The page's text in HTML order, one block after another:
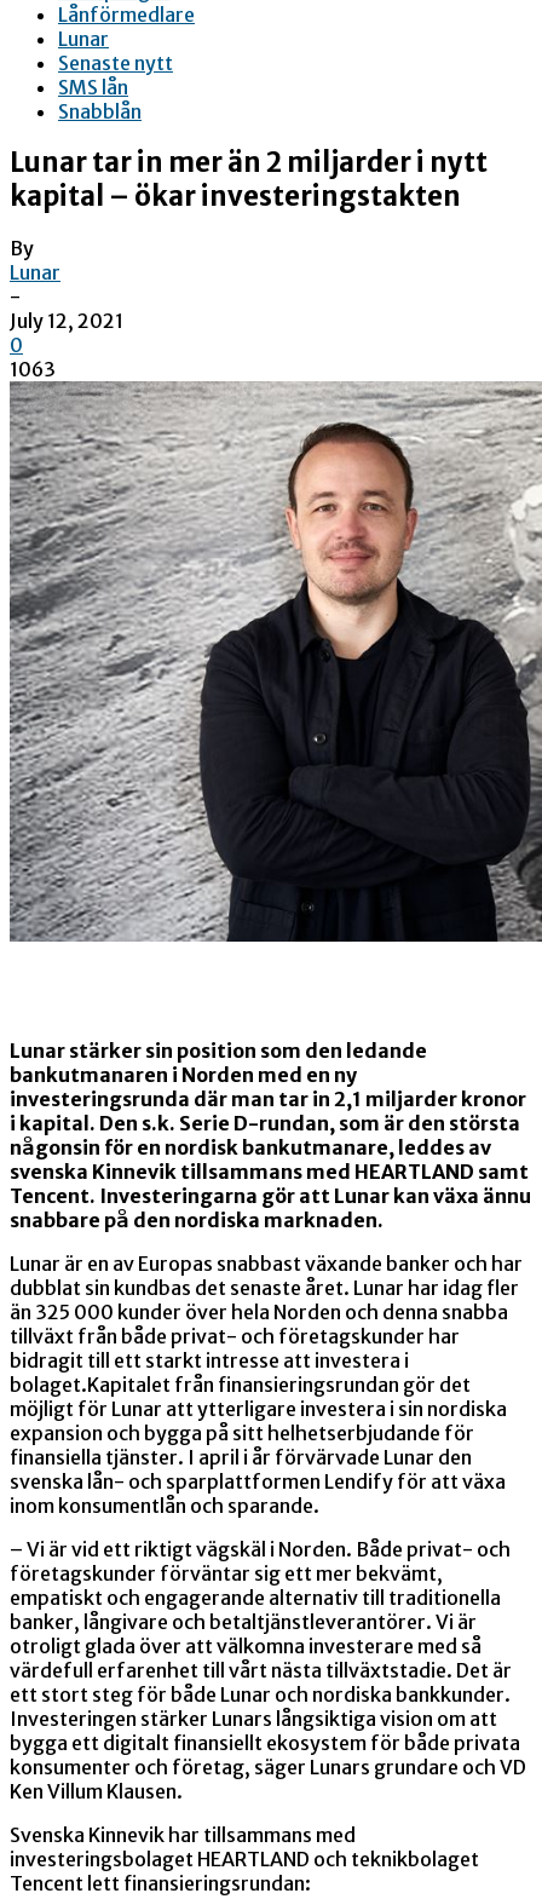
Lånförmedlare
Lunar
Senaste nytt
SMS lån
Snabblån
Lunar tar in mer än 2 miljarder i nytt
kapital – ökar investeringstakten
By
Lunar
-
July 12, 2021
0
1063
Lunar stärker sin position som den ledande
bankutmanaren i Norden med en ny
investeringsrunda där man tar in 2,1 miljarder kronor
i kapital. Den s.k. Serie D-rundan, som är den största
någonsin för en nordisk bankutmanare, leddes av
svenska Kinnevik tillsammans med HEARTLAND samt
Tencent. Investeringarna gör att Lunar kan växa ännu
snabbare på den nordiska marknaden.
Lunar är en av Europas snabbast växande banker och har
dubblat sin kundbas det senaste året. Lunar har idag fler
än 325 000 kunder över hela Norden och denna snabba
tillväxt från både privat- och företagskunder har
bidragit till ett starkt intresse att investera i
bolaget.Kapitalet från finansieringsrundan gör det
möjligt för Lunar att ytterligare investera i sin nordiska
expansion och bygga på sitt helhetserbjudande för
finansiella tjänster. I april i år förvärvade Lunar den
svenska lån- och sparplattformen Lendify för att växa
inom konsumentlån och sparande.
– Vi är vid ett riktigt vägskäl i Norden. Både privat- och
företagskunder förväntar sig ett mer bekvämt,
empatiskt och engagerande alternativ till traditionella
banker, långivare och betaltjänstleverantörer. Vi är
otroligt glada över att välkomna investerare med så
värdefull erfarenhet till vårt nästa tillväxtstadie. Det är
ett stort steg för både Lunar och nordiska bankkunder.
Investeringen stärker Lunars långsiktiga vision om att
bygga ett digitalt finansiellt ekosystem för både privata
konsumenter och företag, säger Lunars grundare och VD
Ken Villum Klausen.
Svenska Kinnevik har tillsammans med
investeringsbolaget HEARTLAND och teknikbolaget
Tencent lett finansieringsrundan: